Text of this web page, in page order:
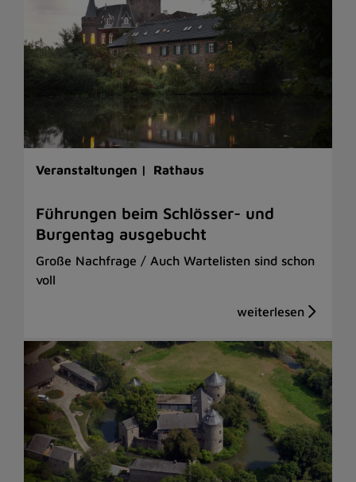
Veranstaltungen | Rathaus
Führungen beim Schlösser- und
Burgentag ausgebucht
Große Nachfrage / Auch Wartelisten sind schon
voll